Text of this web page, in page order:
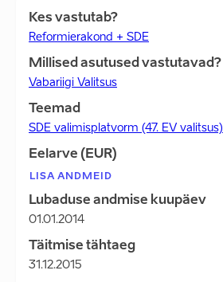
Kes vastutab?
Reformierakond + SDE
Millised asutused vastutavad?
Vabariigi Valitsus
Teemad
SDE valimisplatvorm (47. EV valitsus)
Eelarve (EUR)
LISA ANDMEID
Lubaduse andmise kuupäev
01.01.2014
Täitmise tähtaeg
31.12.2015